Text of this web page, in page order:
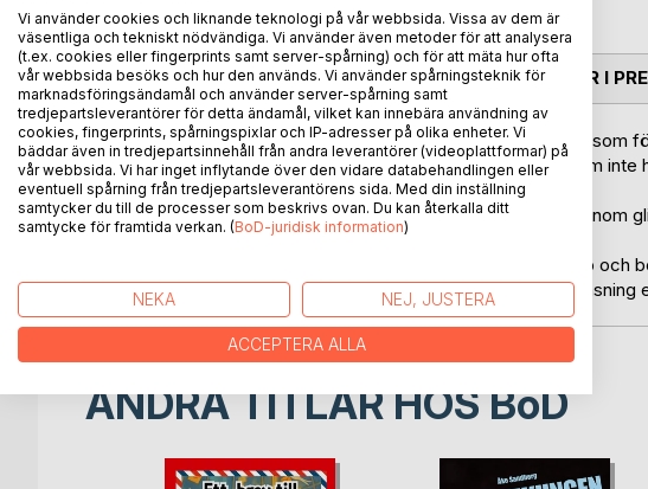
BESKRIVNING
Ett brev till jultomten är en varm och vintrig barnboksserie som
Varje barn skriver ett brev till jultomten med en önskan som inte
vänskap, hopp eller försoning.
Berättelserna är illustrerade i akvarellstil och tar läsaren genom
kristallklara svalan, jultomtens hemliga budbärare.
Varje bok ger ett fint budskap om vänlighet, mod, vänskap och
Passar barn mellan 6 och 8 år och är ett fint val för kvällsläsning
FÖRFATTARE KOMMENTARER I
ANDRA TITLAR HOSBoD
Vi använder cookies och liknande teknologi på vår webbsida. Vissa av dem är
väsentliga och tekniskt nödvändiga. Vi använder även metoder för att analysera
(t.ex. cookies eller fingerprints samt server-spårning) och för att mäta hur ofta
vår webbsida besöks och hur den används. Vi använder spårningsteknik för
marknadsföringsändamål och använder server-spårning samt
tredjepartsleverantörer för detta ändamål, vilket kan innebära användning av
cookies, fingerprints, spårningspixlar och IP-adresser på olika enheter. Vi
bäddar även in tredjepartsinnehåll från andra leverantörer (videoplattformar) på
vår webbsida. Vi har inget inflytande över den vidare databehandlingen eller
eventuell spårning från tredjepartsleverantörens sida. Med din inställning
samtycker du till de processer som beskrivs ovan. Du kan återkalla ditt
samtycke för framtida verkan. (BoD-juridisk information)
NEKA NEJ, JUSTERA
ACCEPTERA ALLA